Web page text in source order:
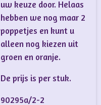
uw keuze door. Helaas
hebben we nog maar 2
poppetjes en kunt u
alleen nog kiezen uit
groen en oranje.
De prijs is per stuk.
90295a/2-2